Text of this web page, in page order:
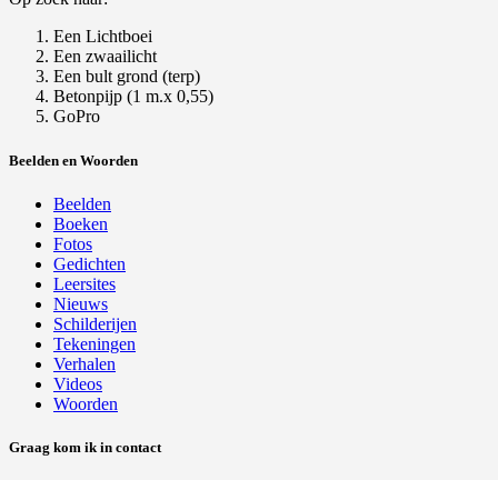
Een Lichtboei
Een zwaailicht
Een bult grond (terp)
Betonpijp (1 m.x 0,55)
GoPro
Beelden en Woorden
Beelden
Boeken
Fotos
Gedichten
Leersites
Nieuws
Schilderijen
Tekeningen
Verhalen
Videos
Woorden
Graag kom ik in contact